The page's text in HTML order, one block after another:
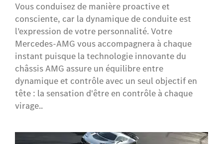
Vous conduisez de manière proactive et
consciente, car la dynamique de conduite est
l’expression de votre personnalité. Votre
Mercedes-AMG vous accompagnera à chaque
instant puisque la technologie innovante du
châssis AMG assure un équilibre entre
dynamique et contrôle avec un seul objectif en
tête : la sensation d'être en contrôle à chaque
virage..